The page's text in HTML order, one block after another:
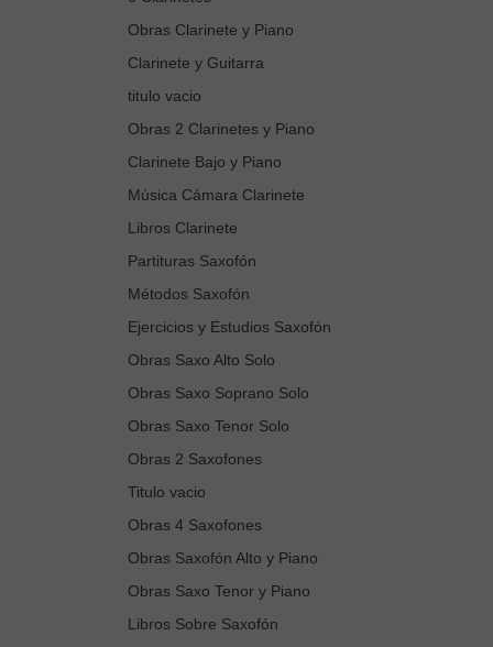
Obras Clarinete y Piano
Clarinete y Guitarra
titulo vacio
Obras 2 Clarinetes y Piano
Clarinete Bajo y Piano
Música Cámara Clarinete
Libros Clarinete
Partituras Saxofón
Métodos Saxofón
Ejercicios y Estudios Saxofón
Obras Saxo Alto Solo
Obras Saxo Soprano Solo
Obras Saxo Tenor Solo
Obras 2 Saxofones
Titulo vacio
Obras 4 Saxofones
Obras Saxofón Alto y Piano
Obras Saxo Tenor y Piano
Libros Sobre Saxofón